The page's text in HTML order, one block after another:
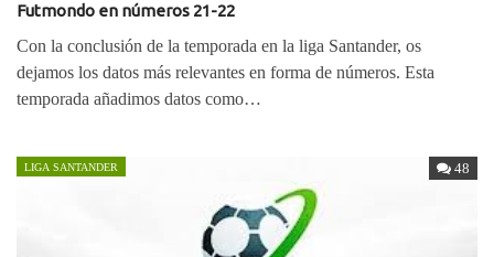
Futmondo en números 21-22
Con la conclusión de la temporada en la liga Santander, os
dejamos los datos más relevantes en forma de números. Esta
temporada añadimos datos como…
48
LIGA SANTANDER